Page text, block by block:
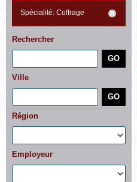
Spécialité: Coffrage
Rechercher
Ville
Région
Employeur